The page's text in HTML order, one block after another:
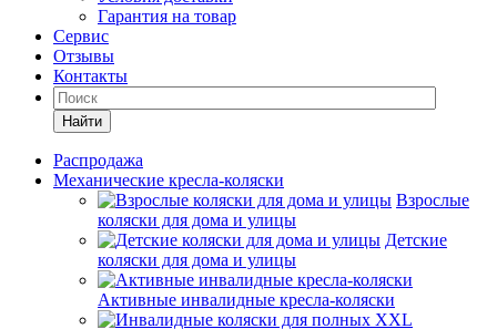
Гарантия на товар
Сервис
Отзывы
Контакты
Найти
Распродажа
Механические кресла-коляски
Взрослые
коляски для дома и улицы
Детские
коляски для дома и улицы
Активные инвалидные кресла-коляски